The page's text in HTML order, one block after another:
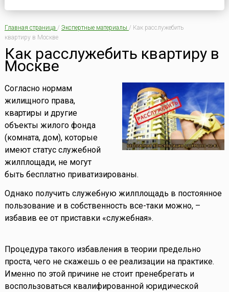
Главная страница / Экспертные материалы / Как расслужебить
квартиру в Москве
Как расслужебить квартиру в
Москве
Согласно нормам
жилищного права,
квартиры и другие
объекты жилого фонда
(комната, дом), которые
имеют статус служебной
жилплощади, не могут
быть бесплатно приватизированы.
Однако получить служебную жилплощадь в постоянное
пользование и в собственность все-таки можно, –
избавив ее от приставки «служебная».
Процедура такого избавления в теории предельно
проста, чего не скажешь о ее реализации на практике.
Именно по этой причине не стоит пренебрегать и
воспользоваться квалифированной юридической